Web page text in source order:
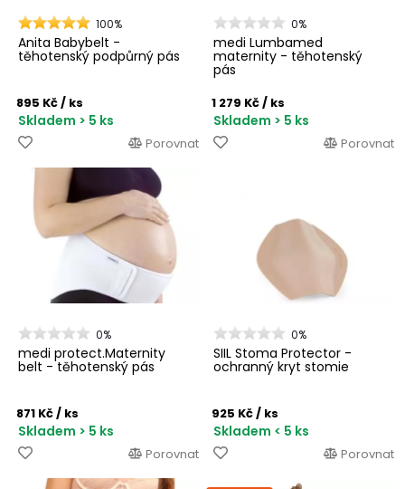
100%
Anita Babybelt -
těhotenský podpůrný pás
895 Kč/ ks
Skladem > 5 ks
Porovnat
0%
medi Lumbamed
maternity - těhotenský
pás
1 279 Kč/ ks
Skladem > 5 ks
Porovnat
0%
medi protect.Maternity
belt - těhotenský pás
871 Kč/ ks
Skladem > 5 ks
Porovnat
0%
SIIL Stoma Protector -
ochranný kryt stomie
925 Kč/ ks
Skladem < 5 ks
Porovnat